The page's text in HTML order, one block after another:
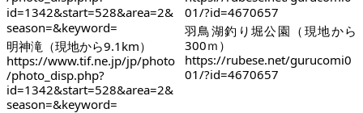
明神滝（現地から9.1km）
https://www.tif.ne.jp/jp/photo
/photo_disp.php?
id=1342&start=528&area=2&
season=&keyword=
羽鳥湖釣り堀公園（現地から
300ｍ）
https://rubese.net/gurucomi0
01/?id=4670657